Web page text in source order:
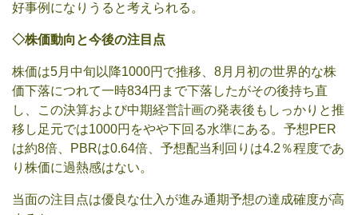
好事例になりうると考えられる。
◇株価動向と今後の注目点
株価は5月中旬以降1000円で推移、8月月初の世界的な株
価下落につれて一時834円まで下落したがその後持ち直
し、この決算および中期経営計画の発表後もしっかりと推
移し足元では1000円をやや下回る水準にある。予想PER
は約8倍、PBRは0.64倍、予想配当利回りは4.2％程度であ
り株価に過熱感はない。
当面の注目点は優良な仕入が進み通期予想の達成確度が高